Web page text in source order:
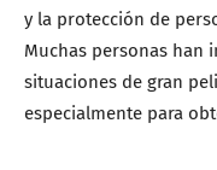
y la protección de
Muchas personas han
situaciones de gran
especialmente para